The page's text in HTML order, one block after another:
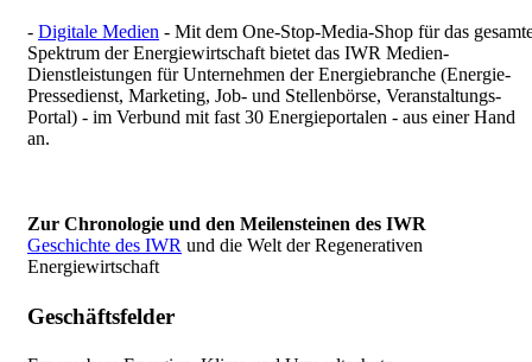
- Digitale Medien - Mit dem One-Stop-Media-Shop für das
Spektrum der Energiewirtschaft bietet das IWR Medien-
Dienstleistungen für Unternehmen der Energiebranche (Energie-
Pressedienst, Marketing, Job- und Stellenbörse, Veranstaltungs-
Portal) - im Verbund mit fast 30 Energieportalen - aus einer Hand
an.
Zur Chronologie und den Meilensteinen des IWR
Geschichte des IWR und die Welt der Regenerativen
Energiewirtschaft
Geschäftsfelder